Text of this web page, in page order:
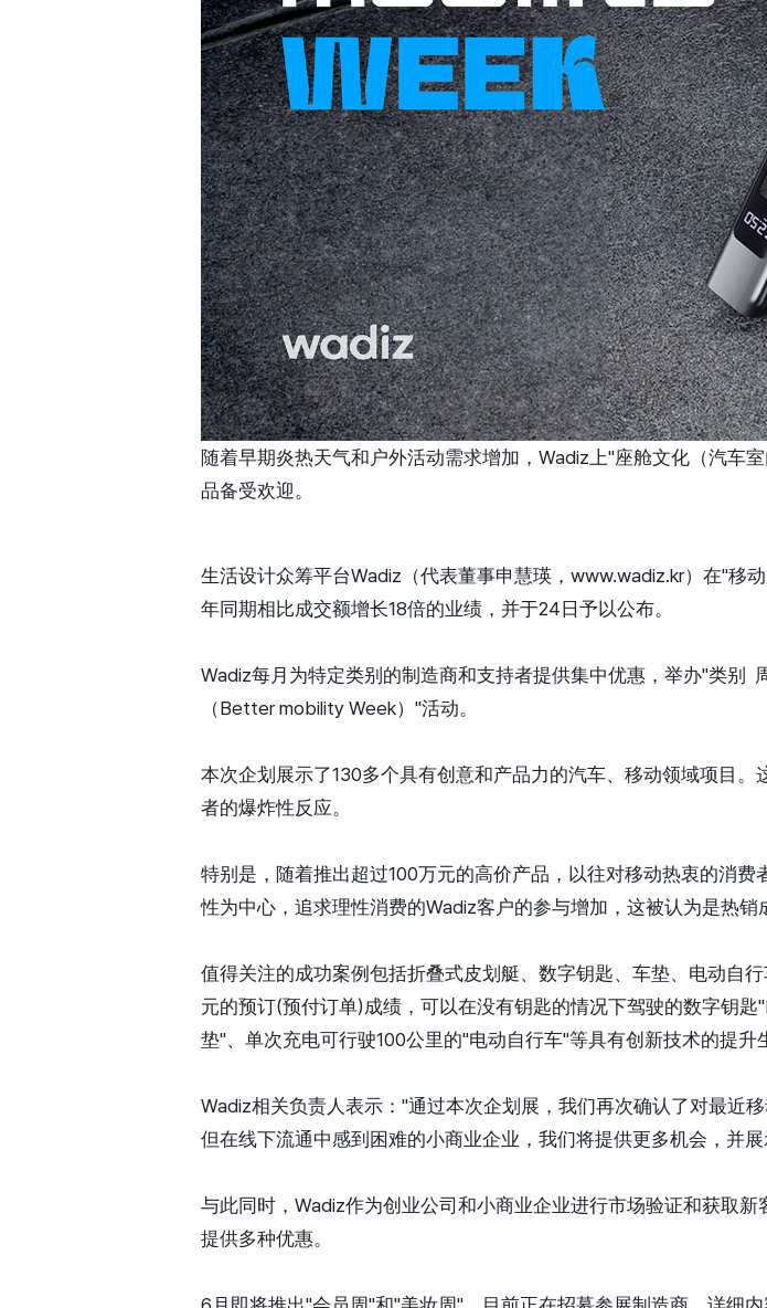
随着早期炎热天气和户外活动需求增加，Wadiz上"座舱文化（汽车
品备受欢迎。
生活设计众筹平台Wadiz（代表董事申慧瑛，www.wadiz.kr）在"移
年同期相比成交额增长18倍的业绩，并于24日予以公布。
Wadiz每月为特定类别的制造商和支持者提供集中优惠，举办"类别
（Better mobility Week）"活动。
本次企划展示了130多个具有创意和产品力的汽车、移动领域项目
者的爆炸性反应。
特别是，随着推出超过100万元的高价产品，以往对移动热衷的消
性为中心，追求理性消费的Wadiz客户的参与增加，这被认为是热销
值得关注的成功案例包括折叠式皮划艇、数字钥匙、车垫、电动自
元的预订(预付订单)成绩，可以在没有钥匙的情况下驾驶的数字钥
垫"、单次充电可行驶100公里的"电动自行车"等具有创新技术的提升
Wadiz相关负责人表示："通过本次企划展，我们再次确认了对最近
但在线下流通中感到困难的小商业企业，我们将提供更多机会，并
与此同时，Wadiz作为创业公司和小商业企业进行市场验证和获取
提供多种优惠。